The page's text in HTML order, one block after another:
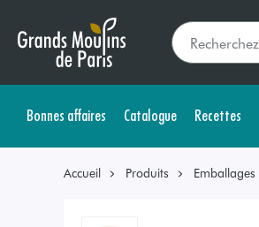
Bonnes affaires Catalogue Recettes
Accueil Produits Emballages